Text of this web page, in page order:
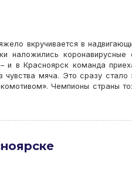
вкручивается в
наложились коронавирусные
и в Красноярск команда
чувства мяча. Это сразу
Чемпионы страны